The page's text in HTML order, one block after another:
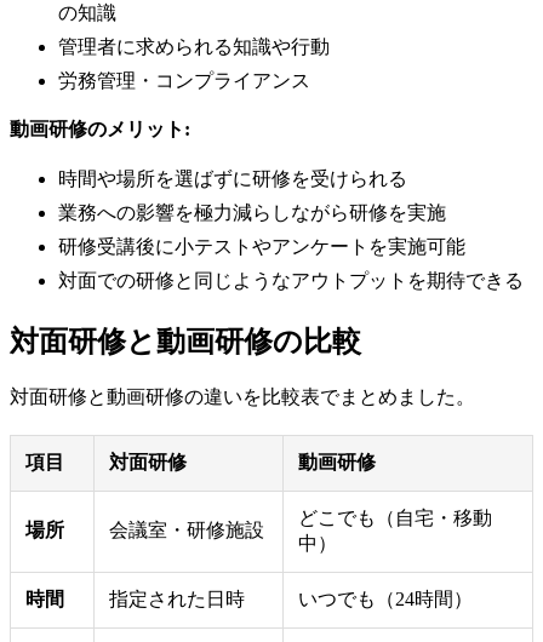
の知識
管理者に求められる知識や行動
労務管理・コンプライアンス
動画研修のメリット:
時間や場所を選ばずに研修を受けられる
業務への影響を極力減らしながら研修を実施
研修受講後に小テストやアンケートを実施可能
対面での研修と同じようなアウトプットを期待できる
対面研修と動画研修の比較
対面研修と動画研修の違いを比較表でまとめました。
項目 対面研修 動画研修
場所 会議室・研修施設
どこでも（自宅・移動
中）
時間 指定された日時 いつでも（24時間）